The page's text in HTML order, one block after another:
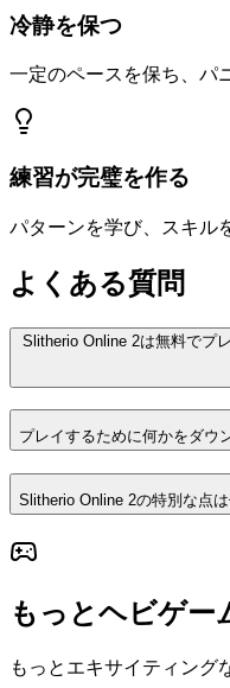
冷静を保つ
一定のペースを保ち、パ
練習が完璧を作る
パターンを学び、スキル
よくある質問
Slitherio Online 2は無料でプ
プレイするために何かをダウ
Slitherio Online 2の特別な点
もっとヘビゲー
もっとエキサイティング